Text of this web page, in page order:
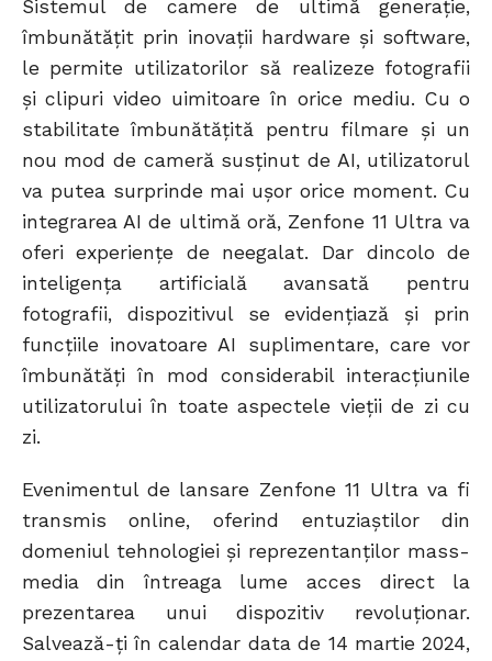
Sistemul de camere de ultimă generație,
îmbunătățit prin inovații hardware și software,
le permite utilizatorilor să realizeze fotografii
și clipuri video uimitoare în orice mediu. Cu o
stabilitate îmbunătățită pentru filmare și un
nou mod de cameră susținut de AI, utilizatorul
va putea surprinde mai ușor orice moment. Cu
integrarea AI de ultimă oră, Zenfone 11 Ultra va
oferi experiențe de neegalat. Dar dincolo de
inteligența artificială avansată pentru
fotografii, dispozitivul se evidențiază și prin
funcțiile inovatoare AI suplimentare, care vor
îmbunătăți în mod considerabil interacțiunile
utilizatorului în toate aspectele vieții de zi cu
zi.
Evenimentul de lansare Zenfone 11 Ultra va fi
transmis online, oferind entuziaștilor din
domeniul tehnologiei și reprezentanților mass-
media din întreaga lume acces direct la
prezentarea unui dispozitiv revoluționar.
Salvează-ți în calendar data de 14 martie 2024,